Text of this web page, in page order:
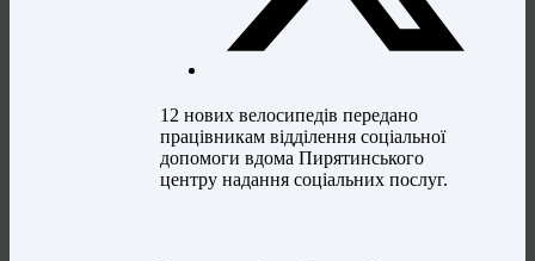
12 нових велосипедів передано
працівникам відділення соціальної
допомоги вдома Пирятинського
центру надання соціальних послуг.